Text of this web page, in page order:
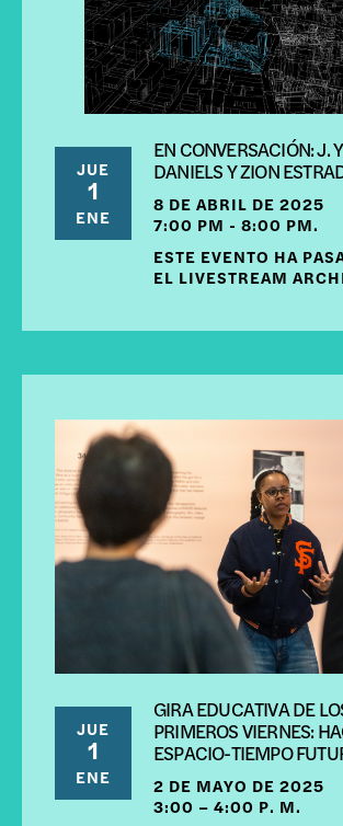
JUE
1
ENE
EN CONVERSACIÓN: J.
DANIELS Y ZION
8 DE ABRIL DE 2025
7:00 PM - 8:00 PM.
ESTE EVENTO HA
EL LIVESTREAM
JUE
1
ENE
GIRA EDUCATIVA DE
PRIMEROS VIERNES:
ESPACIO-TIEMPO
2 DE MAYO DE 2025
3:00 – 4:00 P. M.